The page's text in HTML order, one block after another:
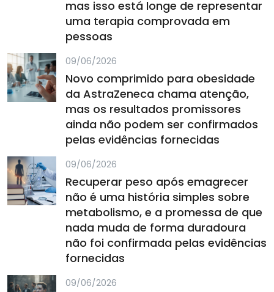
mas isso está longe de representar
uma terapia comprovada em
pessoas
09/06/2026
Novo comprimido para obesidade
da AstraZeneca chama atenção,
mas os resultados promissores
ainda não podem ser confirmados
pelas evidências fornecidas
09/06/2026
Recuperar peso após emagrecer
não é uma história simples sobre
metabolismo, e a promessa de que
nada muda de forma duradoura
não foi confirmada pelas evidências
fornecidas
09/06/2026